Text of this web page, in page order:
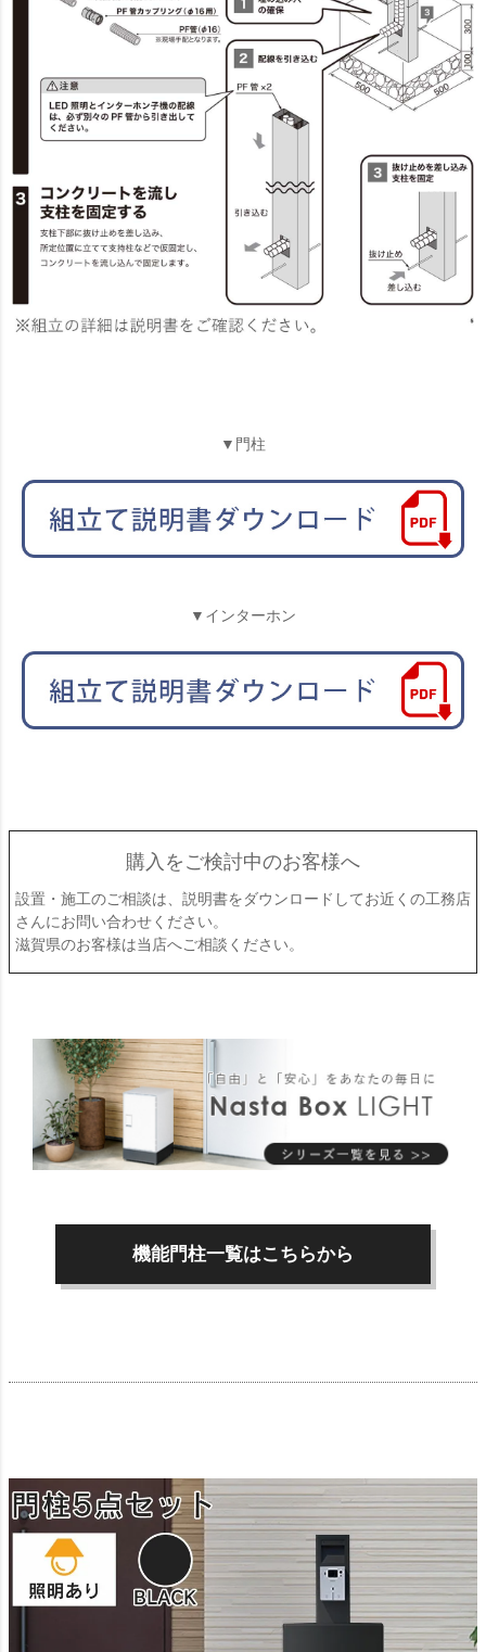
▼門柱
▼インターホン
購入をご検討中のお客様へ
設置・施工のご相談は、説明書をダウンロードしてお近くの工務店
さんにお問い合わせください。
滋賀県のお客様は当店へご相談ください。
機能門柱一覧はこちらから